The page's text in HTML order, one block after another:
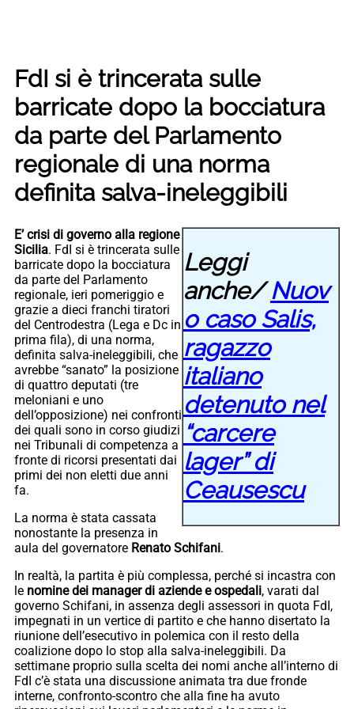
FdI si è trincerata sulle
barricate dopo la bocciatura
da parte del Parlamento
regionale di una norma
definita salva-ineleggibili
Leggi
anche/Nuov
o caso Salis,
ragazzo
italiano
detenuto nel
“carcere
lager” di
Ceausescu
E’ crisi di governo alla regione
Sicilia. FdI si è trincerata sulle
barricate dopo la bocciatura
da parte del Parlamento
regionale, ieri pomeriggio e
grazie a dieci franchi tiratori
del Centrodestra (Lega e Dc in
prima fila), di una norma,
definita salva-ineleggibili, che
avrebbe “sanato” la posizione
di quattro deputati (tre
meloniani e uno
dell’opposizione) nei confronti
dei quali sono in corso giudizi
nei Tribunali di competenza a
fronte di ricorsi presentati dai
primi dei non eletti due anni
fa.
La norma è stata cassata
nonostante la presenza in
aula del governatore Renato Schifani.
In realtà, la partita è più complessa, perché si incastra con
le nomine dei manager di aziende e ospedali, varati dal
governo Schifani, in assenza degli assessori in quota FdI,
impegnati in un vertice di partito e che hanno disertato la
riunione dell’esecutivo in polemica con il resto della
coalizione dopo lo stop alla salva-ineleggibili. Da
settimane proprio sulla scelta dei nomi anche all’interno di
FdI c’è stata una discussione animata tra due fronde
interne, confronto-scontro che alla fine ha avuto